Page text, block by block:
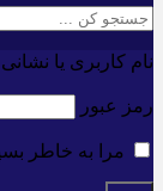
نام کاربری یا
رمز عبور
مرا به خاطر